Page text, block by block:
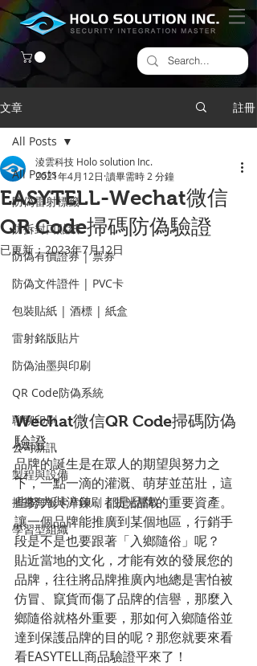
文章 註冊
All Posts
防偽雷射標籤
​防拆封口貼紙
防偽有價證券 | 票券
防偽文件證件 | PVC卡
包裝貼紙 | 酒標 | 紙盒
雷射銘版貼片
防偽油墨與印刷
QR Code防偽系統
聊聊印刷
公司新訊
製程與設備
插畫海報卡片印刷 | 折光壓紋
學習型組織
All Posts
EASYTELL-Wechat微信
QR Code掃碼防偽驗證
淩雲科技 Holo solution Inc.
2021年4月12日 讀畢需時 2 分鐘
已更新：2023年7月12日
Wechat微信QR Code掃碼防偽
驗證
品牌的誕生是在眾人的期望與努力之
下，一點一滴的灌溉、萌芽並茁壯，這
些努力與淬鍊，都是品牌的重要資產。
讓一個品牌能推廣到某個地區，行銷手
段是不是也要跟著「入鄉隨俗」呢？
貼近當地的文化，才能有效的發展您的
品牌，往往將品牌推廣內地總是害怕被
仿冒、竄貨而傷了品牌的信譽，那麼入
鄉隨俗就格外重要，那如何入鄉隨俗並
達到保護品牌的目的呢？那您就要來看
看EASYTELL商品驗證平來了！